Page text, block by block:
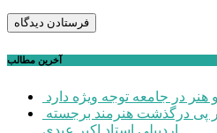
آخرین مطالب
در جامعه توجه ویژه دارد
اردبیلی استاد اکبر عبدی